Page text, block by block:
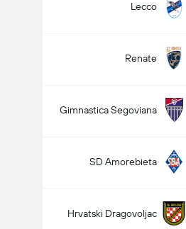
Lecco
Renate
Gimnastica Segoviana
SD Amorebieta
Hrvatski Dragovoljac